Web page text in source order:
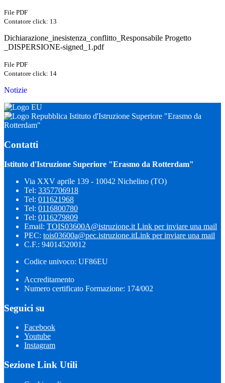
File PDF
Contatore click: 13
Dichiarazione_inesistenza_conflitto_Responsabile Progetto
_DISPERSIONE-signed_1.pdf
File PDF
Contatore click: 14
Notizie
Istituto d'Istruzione Superiore "Erasmo da
Rotterdam"
Contatti
Istituto d'Istruzione Superiore "Erasmo da Rotterdam"
Via XXV aprile 139 - 10042 Nichelino (TO)
Tel: 3357706918
Tel: 011621968
Tel: 0116800780
Tel: 0116279809
Email: TOIS03600A@istruzione.it Link per inviare una mail
PEC: tois03600a@pec.istruzione.itLink per inviare una mail
C.F.: 94014520012
Codice univoco: UF86EU
Accreditamento
Numero certificato Formazione: 174/002
Seguici su
Facebook
Youtube
Instagram
Sezione Link Utili